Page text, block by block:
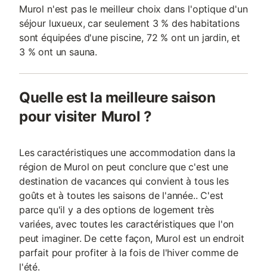
Murol n'est pas le meilleur choix dans l'optique d'un
séjour luxueux, car seulement 3 % des habitations
sont équipées d'une piscine, 72 % ont un jardin, et
3 % ont un sauna.
Quelle est la meilleure saison
pour visiter Murol ?
Les caractéristiques une accommodation dans la
région de Murol on peut conclure que c'est une
destination de vacances qui convient à tous les
goûts et à toutes les saisons de l'année.. C'est
parce qu'il y a des options de logement très
variées, avec toutes les caractéristiques que l'on
peut imaginer. De cette façon, Murol est un endroit
parfait pour profiter à la fois de l'hiver comme de
l'été.